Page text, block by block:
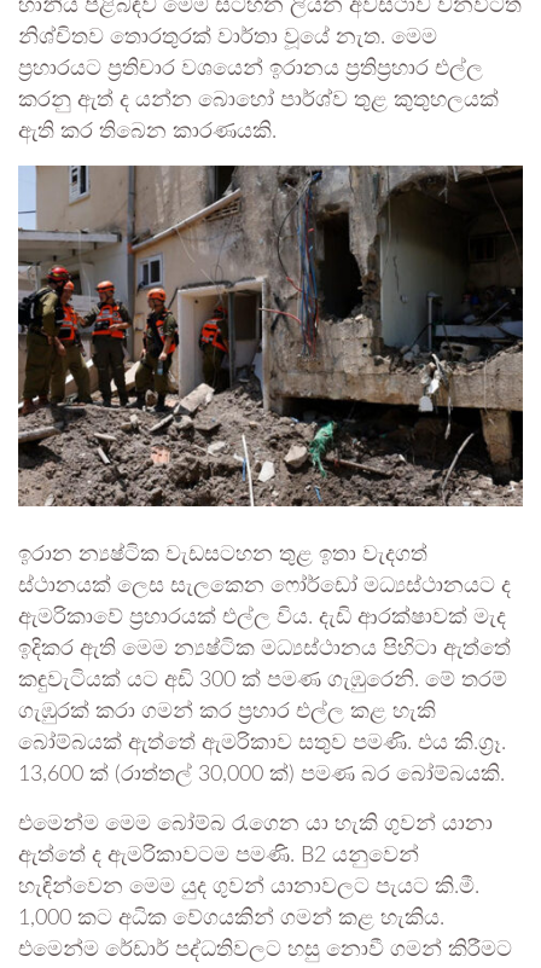
හානිය පිළිබඳව මෙම සටහන ලියන අවස්ථාව වනවිටත්
නිශ්චිතව තොරතුරක් වාර්තා වූයේ නැත. මෙම
ප්‍රහාරයට ප්‍රතිචාර වශයෙන් ඉරානය ප්‍රතිප්‍රහාර එල්ල
කරනු ඇත් ද යන්න බොහෝ පාර්ශ්ව තුළ කුතුහලයක්
ඇති කර තිබෙන කාරණයකි.
ඉරාන න්‍යෂ්ටික වැඩසටහන තුළ ඉතා වැදගත්
ස්ථානයක් ලෙස සැලකෙන ෆෝර්ඩෝ මධ්‍යස්ථානයට ද
ඇමරිකාවේ ප්‍රහාරයක් එල්ල විය. දැඩි ආරක්ෂාවක් මැද
ඉදිකර ඇති මෙම න්‍යෂ්ටික මධ්‍යස්ථානය පිහිටා ඇත්තේ
කඳුවැටියක් යට අඩි 300 ක් පමණ ගැඹුරෙනි. මේ තරම්
ගැඹුරක් කරා ගමන් කර ප්‍රහාර එල්ල කළ හැකි
බෝම්බයක් ඇත්තේ ඇමරිකාව සතුව පමණි. එය කි.ග්‍රෑ.
13,600 ක් (රාත්තල් 30,000 ක්) පමණ බර බෝම්බයකි.
එමෙන්ම මෙම බෝම්බ රැගෙන යා හැකි ගුවන් යානා
ඇත්තේ ද ඇමරිකාවටම පමණි. B2 යනුවෙන්
හැඳින්වෙන මෙම යුද ගුවන් යානාවලට පැයට කි.මී.
1,000 කට අධික වේගයකින් ගමන් කළ හැකිය.
එමෙන්ම රේඩාර් පද්ධතිවලට හසු නොවී ගමන් කිරීමට